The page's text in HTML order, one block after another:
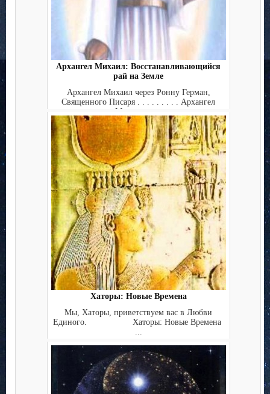
Архангел Михаил: Восстанавливающийся
рай на Земле
Архангел Михаил через Ронну Герман,
Священного Писаря . . . . . . . . . Архангел
Михаил че...
Хаторы: Новые Времена
Мы, Хаторы, приветствуем вас в Любви
Единого. Хаторы: Новые Времена